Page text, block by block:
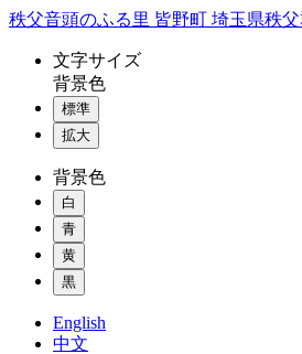
コ
秩父音頭のふる里 皆野町 埼玉県秩
文字サイズ
背景色
標準
拡大
背景色
白
青
黄
黒
English
中文